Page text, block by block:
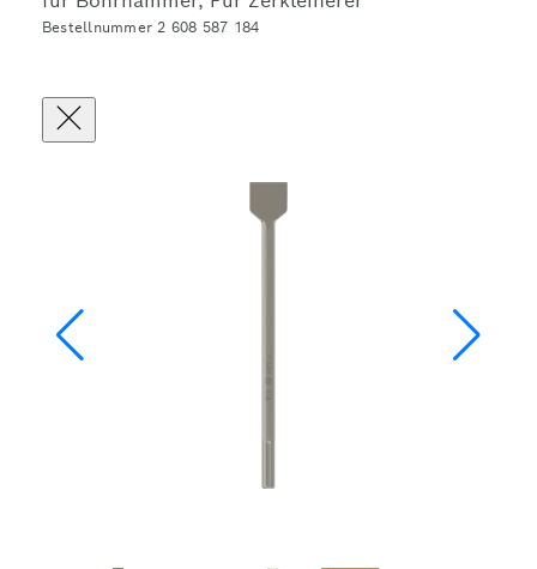
Bestellnummer 2 608 587 184